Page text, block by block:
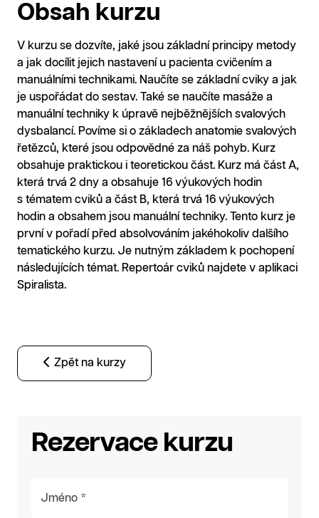
Obsah kurzu
V kurzu se dozvíte, jaké jsou základní principy metody
a jak docílit jejich nastavení u pacienta cvičením a
manuálními technikami. Naučíte se základní cviky a jak
je uspořádat do sestav. Také se naučíte masáže a
manuální techniky k úpravě nejběžnějších svalových
dysbalancí. Povíme si o základech anatomie svalových
řetězců, které jsou odpovědné za náš pohyb. Kurz
obsahuje praktickou i teoretickou část. Kurz má část A,
která trvá 2 dny a obsahuje 16 výukových hodin
s tématem cviků a část B, která trvá 16 výukových
hodin a obsahem jsou manuální techniky. Tento kurz je
první v pořadí před absolvováním jakéhokoliv dalšího
tematického kurzu. Je nutným základem k pochopení
následujících témat. Repertoár cviků najdete v aplikaci
Spiralista.
Zpět na kurzy
Rezervace kurzu
Jméno *